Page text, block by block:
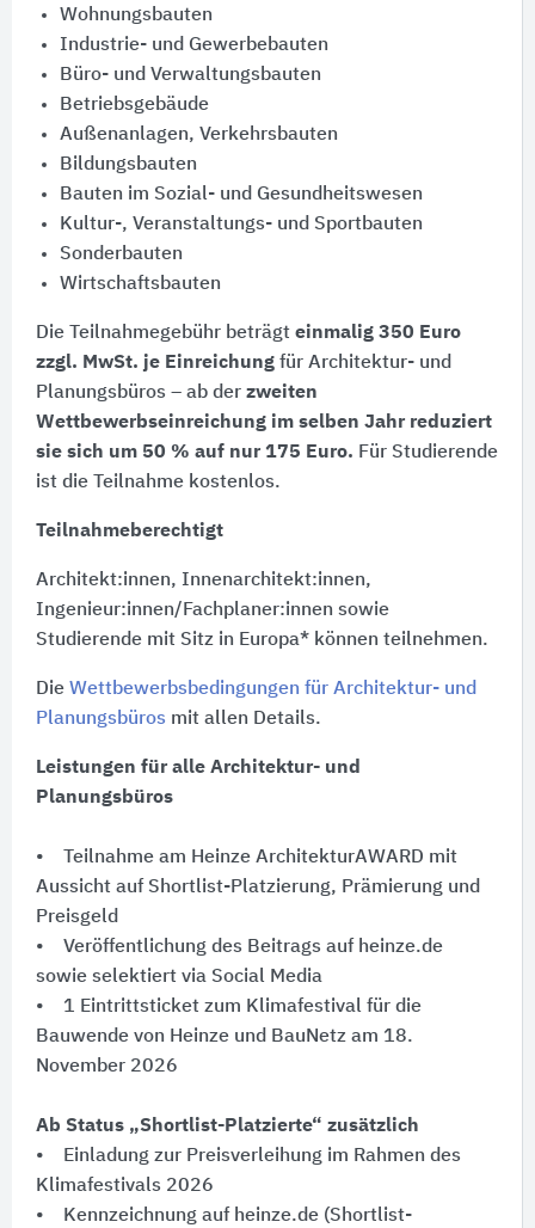
Wohnungsbauten
Industrie- und Gewerbebauten
Büro- und Verwaltungsbauten
Betriebsgebäude
Außenanlagen, Verkehrsbauten
Bildungsbauten
Bauten im Sozial- und Gesundheitswesen
Kultur-, Veranstaltungs- und Sportbauten
Sonderbauten
Wirtschaftsbauten
Die Teilnahmegebühr beträgt einmalig 350 Euro
zzgl. MwSt. je Einreichung für Architektur- und
Planungsbüros – ab der zweiten
Wettbewerbseinreichung im selben Jahr reduziert
sie sich um 50 % auf nur 175 Euro. Für Studierende
ist die Teilnahme kostenlos.
Teilnahmeberechtigt
Architekt:innen, Innenarchitekt:innen,
Ingenieur:innen/Fachplaner:innen sowie
Studierende mit Sitz in Europa* können teilnehmen.
Die Wettbewerbsbedingungen für Architektur- und
Planungsbüros mit allen Details.
Leistungen für alle Architektur- und
Planungsbüros
• Teilnahme am Heinze ArchitekturAWARD mit
Aussicht auf Shortlist-Platzierung, Prämierung und
Preisgeld
• Veröffentlichung des Beitrags auf heinze.de
sowie selektiert via Social Media
• 1 Eintrittsticket zum Klimafestival für die
Bauwende von Heinze und BauNetz am 18.
November 2026
Ab Status „Shortlist-Platzierte“ zusätzlich
• Einladung zur Preisverleihung im Rahmen des
Klimafestivals 2026
• Kennzeichnung auf heinze.de (Shortlist-